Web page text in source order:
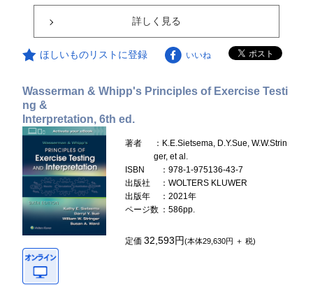
詳しく見る
ほしいものリストに登録 いいね
Wasserman & Whipp's Principles of Exercise Testi
ng &
Interpretation, 6th ed.
著者
：K.E.Sietsema, D.Y.Sue, W.W.Strin
ger, et al.
ISBN
：978-1-975136-43-7
出版社
：WOLTERS KLUWER
出版年
：2021年
ページ数 ：586pp.
定価32,593円(本体29,630円 ＋ 税)